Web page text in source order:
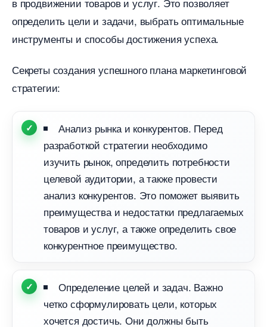
определить цели и задачи, выбрать оптимальные
инструменты и способы достижения успеха.
Секреты создания успешного плана маркетинговой
стратегии:
Анализ рынка и конкурентов. Перед
разработкой стратегии необходимо
изучить рынок, определить потребности
целевой аудитории, а также провести
анализ конкурентов. Это поможет выявить
преимущества и недостатки предлагаемых
товаров и услуг, а также определить свое
конкурентное преимущество.
Определение целей и задач. Важно
четко сформулировать цели, которых
хочется достичь. Они должны быть